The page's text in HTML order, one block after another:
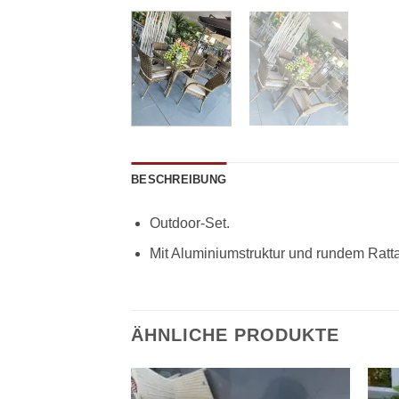
BESCHREIBUNG
Outdoor-Set.
Mit Aluminiumstruktur und rundem
ÄHNLICHE PRODUKTE